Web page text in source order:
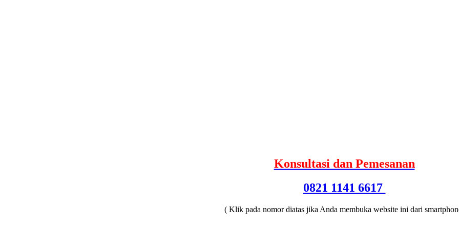
Konsultasi dan Pemesanan
0821 1141 6617
( Klik pada nomor diatas jika Anda membuka website ini dari